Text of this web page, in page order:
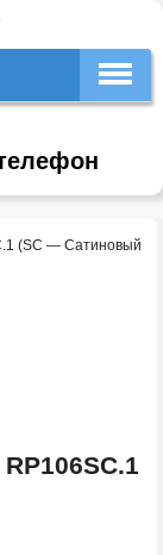
(SC — Сатиновый